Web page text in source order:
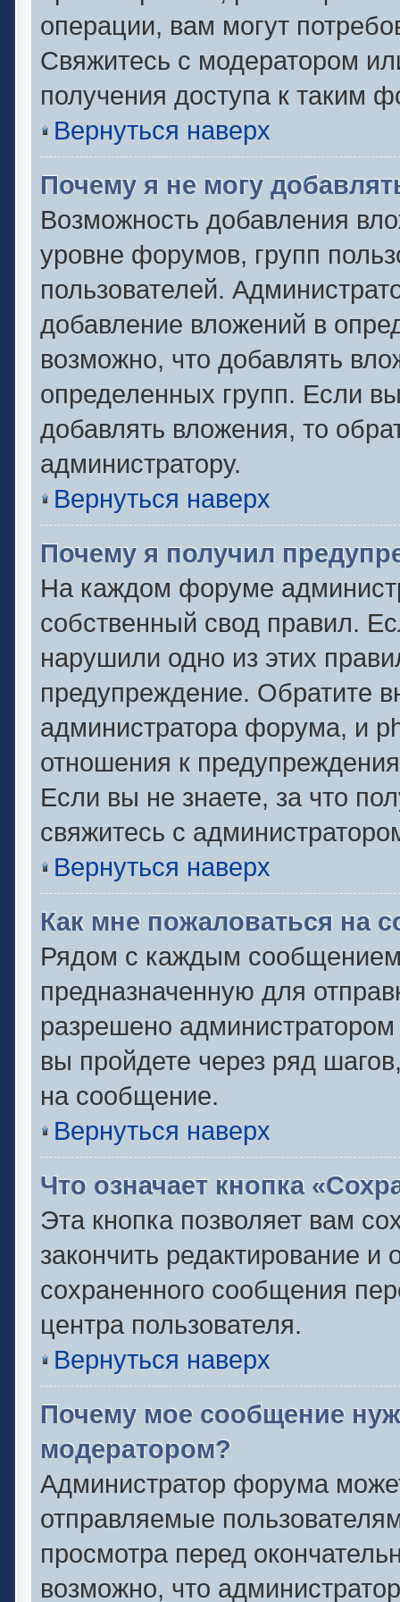
операции, вам могут
Свяжитесь с модератором
получения доступа к таким
Вернуться наверх
Почему я не могу
Возможность добавления
уровне форумов, групп
пользователей.
добавление вложений в
возможно, что добавлять
определенных групп. Если
добавлять вложения, то
администратору.
Вернуться наверх
Почему я получил
На каждом форуме
собственный свод правил.
нарушили одно из этих
предупреждение. Обратите
администратора форума, и
отношения к
Если вы не знаете, за что
свяжитесь с
Вернуться наверх
Как мне пожаловаться на
Рядом с каждым сообщением
предназначенную для
разрешено
вы пройдете через ряд
на сообщение.
Вернуться наверх
Что означает кнопка
Эта кнопка позволяет вам
закончить редактирование и
сохраненного сообщения
центра пользователя.
Вернуться наверх
Почему мое сообщение
модератором?
Администратор форума
отправляемые
просмотра перед
возможно, что